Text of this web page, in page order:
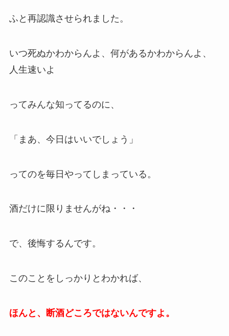
ふと再認識させられました。
いつ死ぬかわからんよ、何があるかわからんよ、
人生速いよ
ってみんな知ってるのに、
「まあ、今日はいいでしょう」
ってのを毎日やってしまっている。
酒だけに限りませんがね・・・
で、後悔するんです。
このことをしっかりとわかれば、
ほんと、断酒どころではないんですよ。